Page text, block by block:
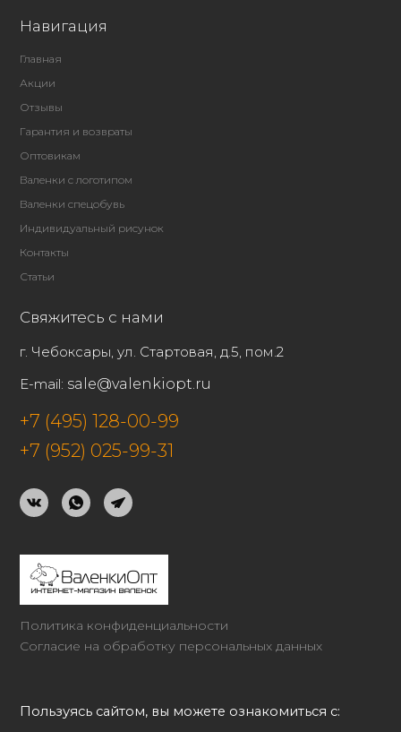
Политика конфиденциальности
Согласие на обработку персональных данных
Пользуясь сайтом, вы можете ознакомиться с:
Навигация
Главная
Акции
Отзывы
Гарантия и возвраты
Оптовикам
Валенки с логотипом
Валенки спецобувь
Индивидуальный рисунок
Контакты
Статьи
Свяжитесь с нами
г. Чебоксары, ул. Стартовая, д.5, пом.2
E-mail: sale@valenkiopt.ru
+7 (495) 128-00-99
+7 (952) 025-99-31